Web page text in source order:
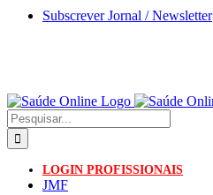
Skip
Subscrever Jornal / Newsletter
Pesquisar
LOGIN PROFISSIONAIS
JMF